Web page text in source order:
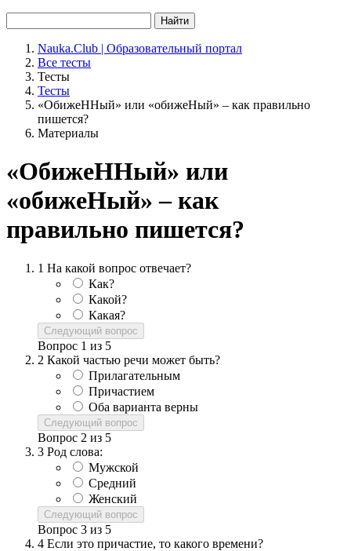
Найти
Nauka.Club | Образовательный портал
Все тесты
Тесты
Тесты
«ОбижеННый» или «обижеНый» – как правильно
пишется?
Материалы
«ОбижеННый» или
«обижеНый» – как
правильно пишется?
1 На какой вопрос отвечает?
Как?
Какой?
Какая?
Следующий вопрос
Вопрос 1 из 5
2 Какой частью речи может быть?
Прилагательным
Причастием
Оба варианта верны
Следующий вопрос
Вопрос 2 из 5
3 Род слова:
Мужской
Средний
Женский
Следующий вопрос
Вопрос 3 из 5
4 Если это причастие, то какого времени?